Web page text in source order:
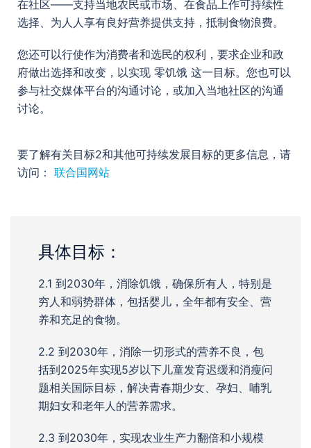
在社区——支持当地农民或市场、在食品上作可持续性
选择、为人人享有良好营养提供支持，抵制食物浪费。
您还可以行使作为消费者和选民的权利，要求企业和政
府做出选择和改变，以实现 零饥饿 这一目标。您也可以
参与社交媒体平台的沟通讨论，或加入当地社区的沟通
讨论。
要了解有关目标2和其他可持续发展目标的更多信息，请
访问： 联合国网站
具体目标：
2.1 到2030年，消除饥饿，确保所有人，特别是
穷人和弱势群体，包括婴儿，全年都有安全、营
养和充足的食物。
2.2 到2030年，消除一切形式的营养不良，包
括到2025年实现5岁以下儿童发育迟缓和消瘦问
题相关国际目标，解决青春期少女、孕妇、哺乳
期妇女和老年人的营养需求。
2.3 到2030年，实现农业生产力翻倍和小规模